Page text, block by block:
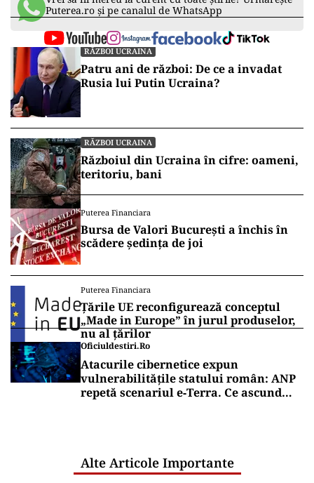
Puterea.ro și pe canalul de WhatsApp
RĂZBOI UCRAINA
Patru ani de război: De ce a invadat
Rusia lui Putin Ucraina?
RĂZBOI UCRAINA
Războiul din Ucraina în cifre: oameni,
teritoriu, bani
Puterea Financiara
Bursa de Valori București a închis în
scădere ședința de joi
Puterea Financiara
Țările UE reconfigurează conceptul
„Made in Europe” în jurul produselor,
nu al țărilor
Oficiuldestiri.ro
Atacurile cibernetice expun
vulnerabilitățile statului român: ANP
repetă scenariul e‑Terra. Ce ascund
Alte Articole Importante